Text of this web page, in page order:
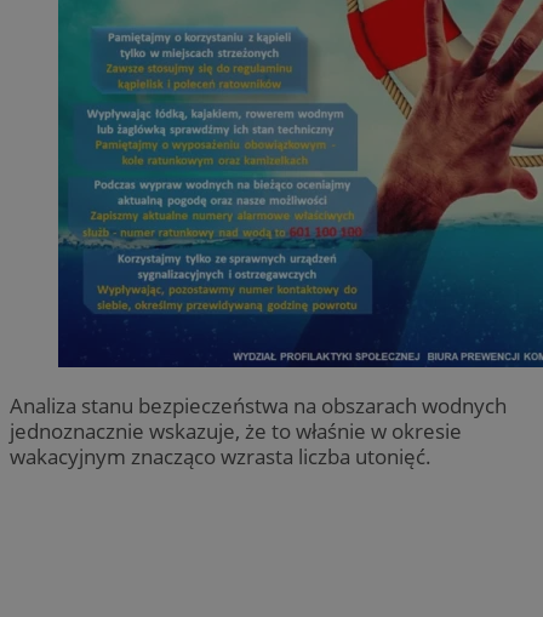
Analiza stanu bezpieczeństwa na obszarach wodnych
jednoznacznie wskazuje, że to właśnie w okresie
wakacyjnym znacząco wzrasta liczba utonięć.